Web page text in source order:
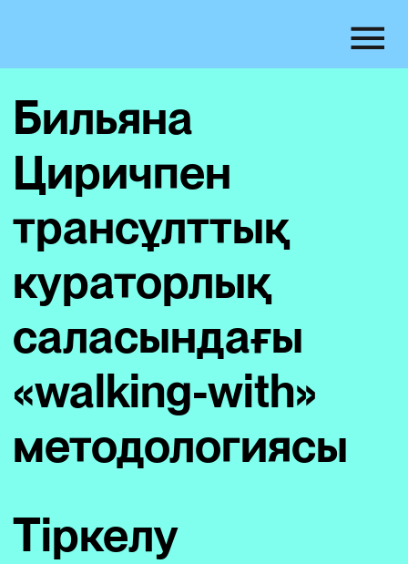
Бильяна
Циричпен
трансұлттық
кураторлық
саласындағы
«walking-with»
методологиясы
Тіркелу